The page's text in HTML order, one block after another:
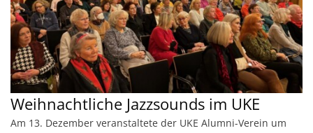
Weihnachtliche Jazzsounds im UKE
Am 13. Dezember veranstaltete der UKE Alumni-Verein um